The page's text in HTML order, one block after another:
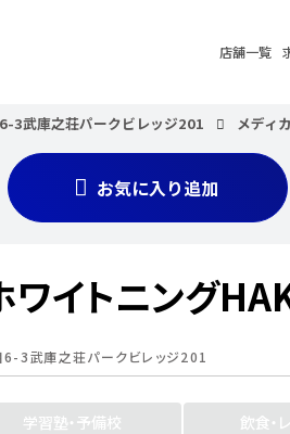
店舗一覧
3武庫之荘パークビレッジ201 メディ
お気に入り追加
ワイトニング
3武庫之荘パークビレッジ201
学習塾・予備校 飲食・